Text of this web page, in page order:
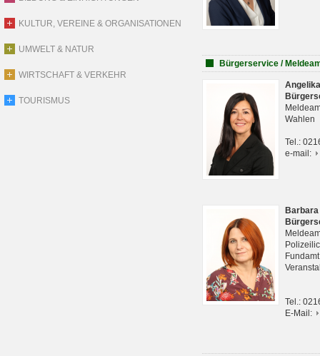
KULTUR, VEREINE & ORGANISATIONEN
UMWELT & NATUR
WIRTSCHAFT & VERKEHR
TOURISMUS
Bürgerservice /
Wahlen
Tel.:
e-mail:
Tel.:
E-Mail: